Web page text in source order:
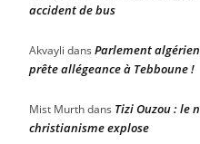
accident de bus
Akvayli dans Parlement
prête allégeance à Tebboune !
Mist Murthdans Tizi Ouzou : le
christianisme explose